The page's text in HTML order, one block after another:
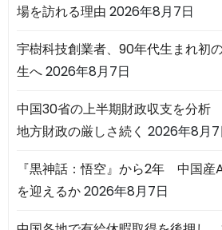
場を訪れる理由 2026年8月7日
宇樹科技創業者、90年代生まれ初
生へ2026年8月7日
中国30省の上半期財政収支を分析
地方財政の厳しさ続く 2026年8月7
『黒神話：悟空』から2年 中国産
を迎えるか2026年8月7日